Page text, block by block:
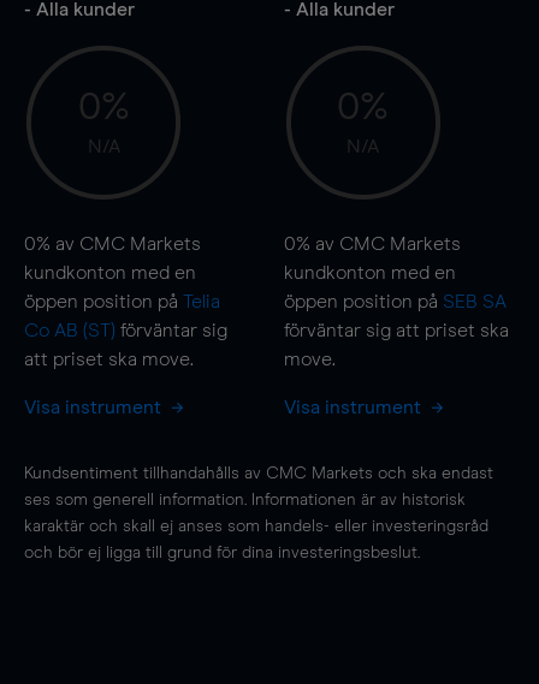
- Alla kunder
0%
N/A
0% av CMC Markets
kundkonton med en
öppen position på Telia
Co AB (ST) förväntar sig
att priset ska move.
Visa instrument
- Alla kunder
0%
N/A
0% av CMC Markets
kundkonton med en
öppen position på SEB SA
förväntar sig att priset ska
move.
Visa instrument
Kundsentiment tillhandahålls av CMC Markets och ska endast
ses som generell information. Informationen är av historisk
karaktär och skall ej anses som handels- eller investeringsråd
och bör ej ligga till grund för dina investeringsbeslut.